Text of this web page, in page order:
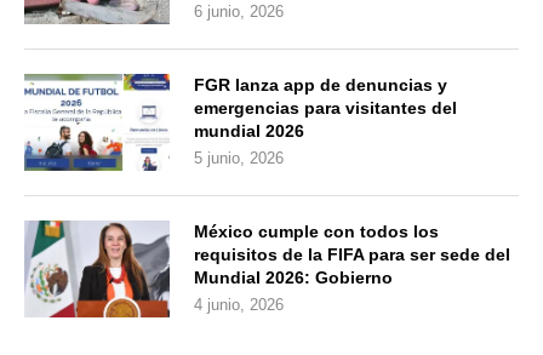
6 junio, 2026
FGR lanza app de denuncias y
emergencias para visitantes del
mundial 2026
5 junio, 2026
México cumple con todos los
requisitos de la FIFA para ser sede del
Mundial 2026: Gobierno
4 junio, 2026